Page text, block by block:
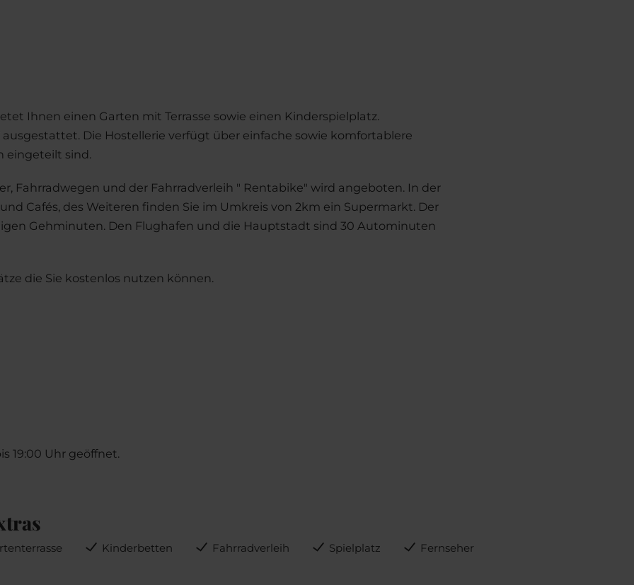
Ihnen einen Garten mit Terrasse sowie einen Kinderspielplatz.
Die Hostellerie verfügt über einfache sowie komfortablere
eingeteilt sind.
Fahrradwegen und der Fahrradverleih " Rentabike" wird angeboten. In der
Cafés, des Weiteren finden Sie im Umkreis von 2km ein Supermarkt. Der
Gehminuten. Den Flughafen und die Hauptstadt sind 30 Autominuten
die Sie kostenlos nutzen können.
19:00 Uhr geöffnet.
Kinderbetten Fahrradverleih Spielplatz Fernseher